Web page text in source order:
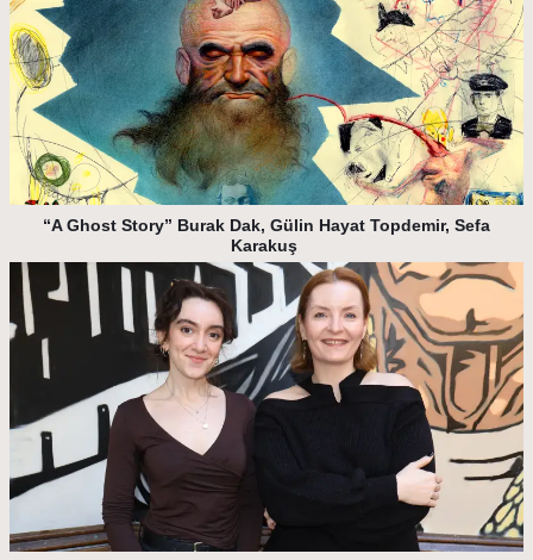
“A Ghost Story” Burak Dak, Gülin Hayat Topdemir, Sefa
Karakuş